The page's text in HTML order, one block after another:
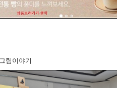
림이야기